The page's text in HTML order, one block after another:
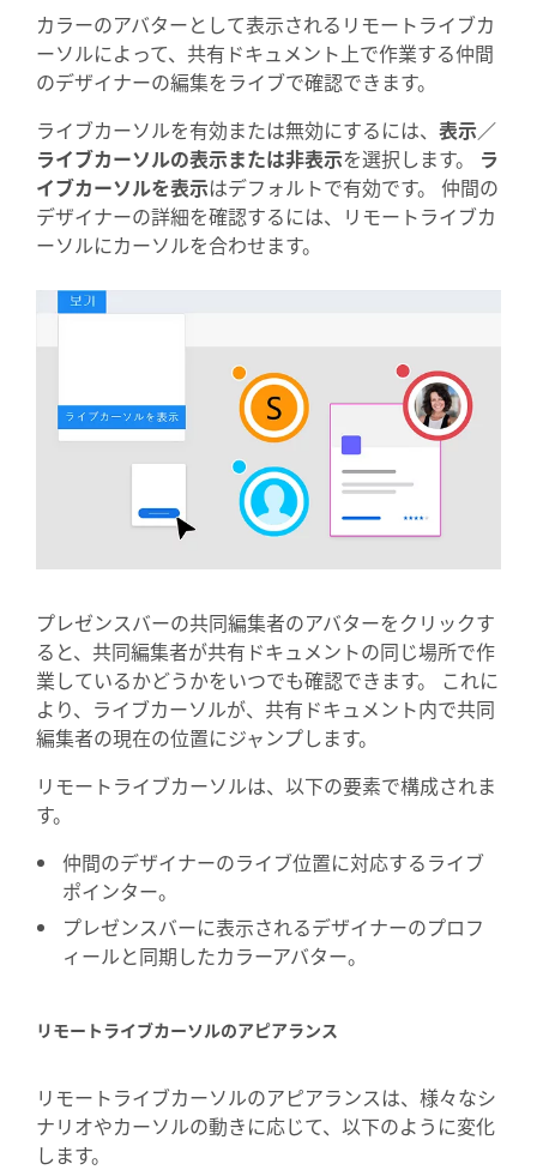
カラーのアバターとして表示されるリモートライブカ
ーソルによって、共有ドキュメント上で作業する仲間
のデザイナーの編集をライブで確認できます。
ライブカーソルを有効または無効にするには、 表示／
ライブカーソルの表示または非表示を選択します。 ラ
イブカーソルを表示はデフォルトで有効です。 仲間の
デザイナーの詳細を確認するには、リモートライブカ
ーソルにカーソルを合わせます。
プレゼンスバーの共同編集者のアバターをクリックす
ると、共同編集者が共有ドキュメントの同じ場所で作
業しているかどうかをいつでも確認できます。 これに
より、ライブカーソルが、共有ドキュメント内で共同
編集者の現在の位置にジャンプします。
リモートライブカーソルは、以下の要素で構成されま
す。
仲間のデザイナーのライブ位置に対応するライブ
ポインター。
プレゼンスバーに表示されるデザイナーのプロフ
ィールと同期したカラーアバター。
リモートライブカーソルのアピアランス
リモートライブカーソルのアピアランスは、様々なシ
ナリオやカーソルの動きに応じて、以下のように変化
します。